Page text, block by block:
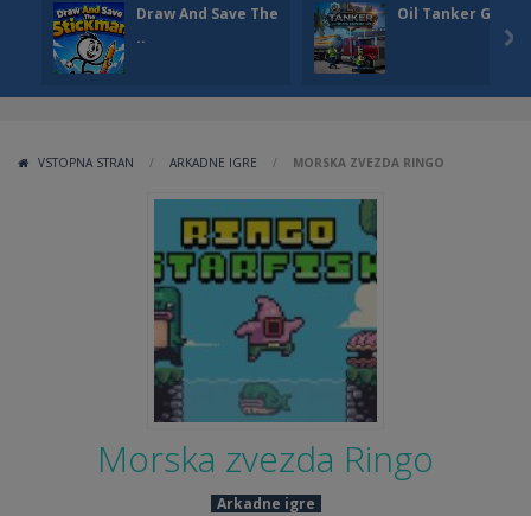
Draw And Save The
..
Oil Tanker Game

VSTOPNA STRAN / ARKADNE IGRE / MORSKA ZVEZDA RINGO
Morska zvezda Ringo
Arkadne igre